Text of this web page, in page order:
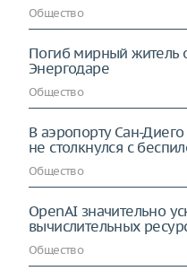
Общество
Погиб мирный житель
Энергодаре
Общество
В аэропорту Сан-
не столкнулся с
Общество
OpenAI значительно
вычислительных
Общество